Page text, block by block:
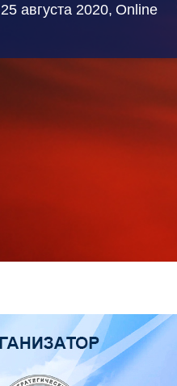
25 августа 2020, Online